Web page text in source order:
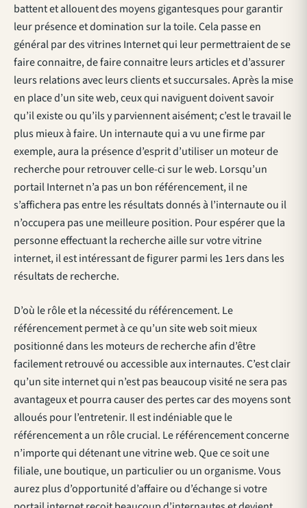
battent et allouent des moyens gigantesques pour garantir
leur présence et domination sur la toile. Cela passe en
général par des vitrines Internet qui leur permettraient de se
faire connaitre, de faire connaitre leurs articles et d’assurer
leurs relations avec leurs clients et succursales. Après la mise
en place d’un site web, ceux qui naviguent doivent savoir
qu’il existe ou qu’ils y parviennent aisément; c’est le travail le
plus mieux à faire. Un internaute qui a vu une firme par
exemple, aura la présence d’esprit d’utiliser un moteur de
recherche pour retrouver celle-ci sur le web. Lorsqu’un
portail Internet n’a pas un bon référencement, il ne
s’affichera pas entre les résultats donnés à l’internaute ou il
n’occupera pas une meilleure position. Pour espérer que la
personne effectuant la recherche aille sur votre vitrine
internet, il est intéressant de figurer parmi les 1ers dans les
résultats de recherche.
D’où le rôle et la nécessité du référencement. Le
référencement permet à ce qu’un site web soit mieux
positionné dans les moteurs de recherche afin d’être
facilement retrouvé ou accessible aux internautes. C’est clair
qu’un site internet qui n’est pas beaucoup visité ne sera pas
avantageux et pourra causer des pertes car des moyens sont
alloués pour l’entretenir. Il est indéniable que le
référencement a un rôle crucial. Le référencement concerne
n’importe qui détenant une vitrine web. Que ce soit une
filiale, une boutique, un particulier ou un organisme. Vous
aurez plus d’opportunité d’affaire ou d’échange si votre